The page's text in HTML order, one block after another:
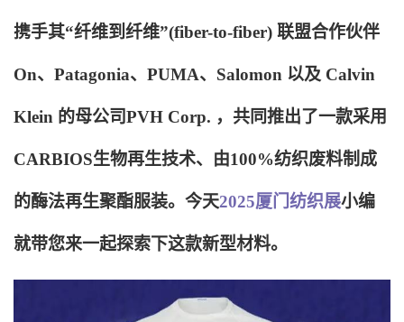
携手其“纤维到纤维”(fiber-to-fiber) 联盟合作伙伴
On、Patagonia、PUMA、Salomon 以及 Calvin
Klein 的母公司PVH Corp. ，共同推出了一款采用
CARBIOS生物再生技术、由100%纺织废料制成
的酶法再生聚酯服装。今天2025厦门纺织展小编
就带您来一起探索下这款新型材料。